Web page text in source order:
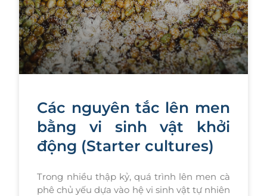
Các nguyên tắc lên men
bằng vi sinh vật khởi
động (Starter cultures)
Trong nhiều thập kỷ, quá trình lên men cà
phê chủ yếu dựa vào hệ vi sinh vật tự nhiên